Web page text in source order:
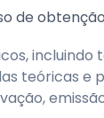
de
teóricas e